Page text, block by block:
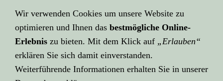
Impressum
HIER GEHT ES ZUR ...
KLICK HIER ZU LINK ...
Wir verwenden Cookies um unsere Website zu
optimieren und Ihnen das bestmögliche Online-
Erlebnis zu bieten. Mit dem Klick auf „Erlauben“
erklären Sie sich damit einverstanden.
Weiterführende Informationen erhalten Sie in unserer